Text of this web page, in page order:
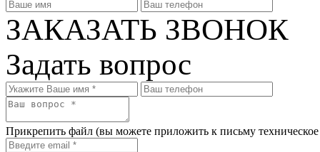
ЗАКАЗАТЬ ЗВОНОК
Задать вопрос
Прикрепить файл (вы можете приложить к письму